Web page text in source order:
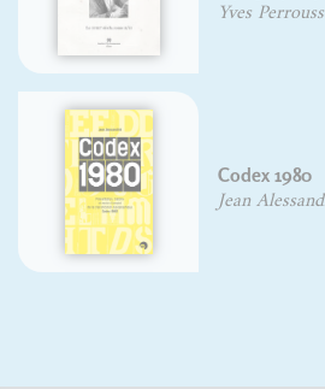
Yves Perrousseaux
Codex 1980
Jean Alessandrini